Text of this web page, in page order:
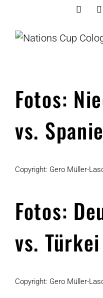
content
Fotos:
vs.
Copyright: Gero Müller-
Fotos:
vs. Türkei
Copyright: Gero Müller-